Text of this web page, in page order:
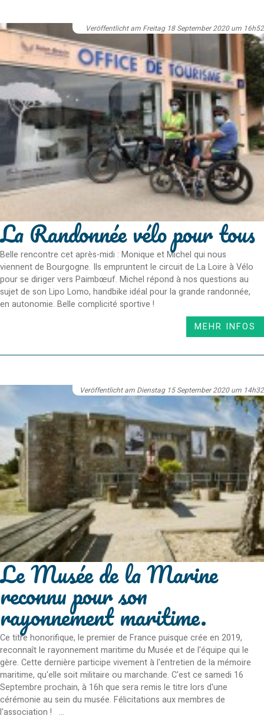
La Randonnée vélo pour tous
Belle rencontre cet après-midi : Monique et Michel qui nous
viennent de Bourgogne. Ils empruntent le circuit de La Loire à Vélo
pour se diriger vers Paimbœuf. Michel répond à nos questions au
sujet de son Lipo Lomo, handbike idéal pour la grande randonnée,
en autonomie. Belle complicité sportive !
Veröffentlicht am Freitag 18 September 2020 um 16h52
MEHR INFOS
Le Musée de la Marine
reconnu pour son
rayonnement maritime.
Ce titre honorifique, le premier de France puisque crée en 2019,
reconnaît le rayonnement maritime du Musée et de l'équipe qui le
gère. Cette dernière participe vivement à l'entretien de la mémoire
maritime, qu'elle soit militaire ou marchande. C'est ce samedi 16
Septembre prochain, à 16h que sera remis le titre lors d'une
cérémonie au sein du musée. Félicitations aux membres de
l'association ! ...
Veröffentlicht am Dienstag 15 September 2020 um 14h32